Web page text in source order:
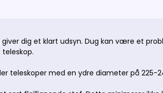
dig et klart udsyn. Dug kan være et
teleskoper med en ydre diameter på 225-